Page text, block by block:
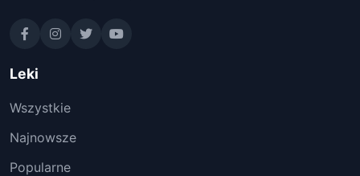
Leki
Wszystkie
Najnowsze
Popularne